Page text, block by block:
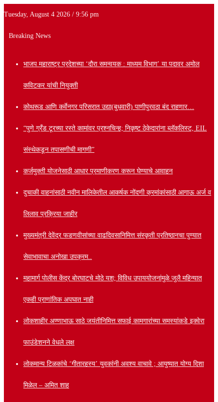
Tuesday, August 4 2026 / 9:56 pm
Breaking News
भाजप महाराष्ट्र प्रदेशच्या ‘दौरा समन्वयक : माध्यम विभाग’ या पदावर अमोल
कविटकर यांची नियुक्ती
कोथरूड आणि कर्वेनगर परिसरात उद्या(बुधवारी) पाणीपुरवठा बंद राहणार…
“पुणे ग्रँड टूरच्या रस्ते कामांवर प्रश्नचिन्ह; निकृष्ट ठेकेदारांना ब्लॅकलिस्ट, EIL
संस्थेकडून तपासणीची मागणी”
कर्जमुक्ती योजनेसाठी आधार प्रमाणीकरण करून घेण्याचे आवाहन
दुचाकी वाहनांसाठी नवीन मालिकेतील आकर्षक नोंदणी क्रमांकांसाठी आगाऊ अर्ज व
लिलाव प्रक्रिया जाहीर
मुख्यमंत्री देवेंद्र फडणवीसांच्या वाढदिवसानिमित्त संस्कृती प्रतिष्ठानचा पुण्यात
सेवाभावाचा अनोखा उपक्रम..
महामार्ग पोलीस केंद्र बोरघाटचे मोठे यश; विविध उपाययोजनांमुळे जुलै महिन्यात
एकही प्राणांतिक अपघात नाही
लोकशाहीर अण्णाभाऊ साठे जयंतीनिमित्त सफाई कामगारांच्या समस्यांकडे इक्वेरा
फाउंडेशनने वेधले लक्ष
लोकमान्य टिळकांचे ‘गीतारहस्य’ युवकांनी अवश्य वाचावे ; आयुष्यात योग्य दिशा
मिळेल – अमित शाह